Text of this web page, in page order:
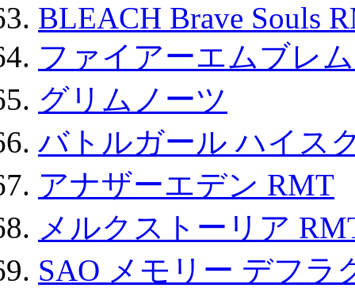
BLEACH Brave Souls
ファイアーエムブレ
グリムノーツ
バトルガール ハイス
アナザーエデン RMT
メルクストーリア
SAO メモリー デフラ